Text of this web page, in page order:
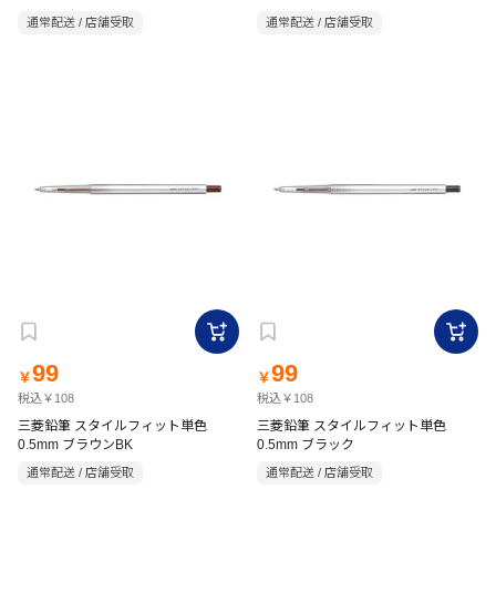
通常配送 / 店舗受取 通常配送 / 店舗受取
￥99
税込￥108
三菱鉛筆 スタイルフィット単色
0.5mm ブラウンBK
通常配送 / 店舗受取
￥99
税込￥108
三菱鉛筆 スタイルフィット単色
0.5mm ブラック
通常配送 / 店舗受取